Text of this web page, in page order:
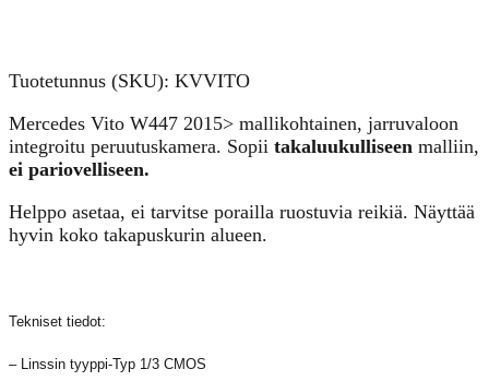
Tuotetunnus (SKU): KVVITO
Mercedes Vito W447 2015> mallikohtainen, jarruvaloon
integroitu peruutuskamera. Sopii takaluukulliseen malliin,
ei pariovelliseen.
Helppo asetaa, ei tarvitse porailla ruostuvia reikiä. Näyttää
hyvin koko takapuskurin alueen.
Tekniset tiedot:
– Linssin tyyppi-Typ 1/3 CMOS